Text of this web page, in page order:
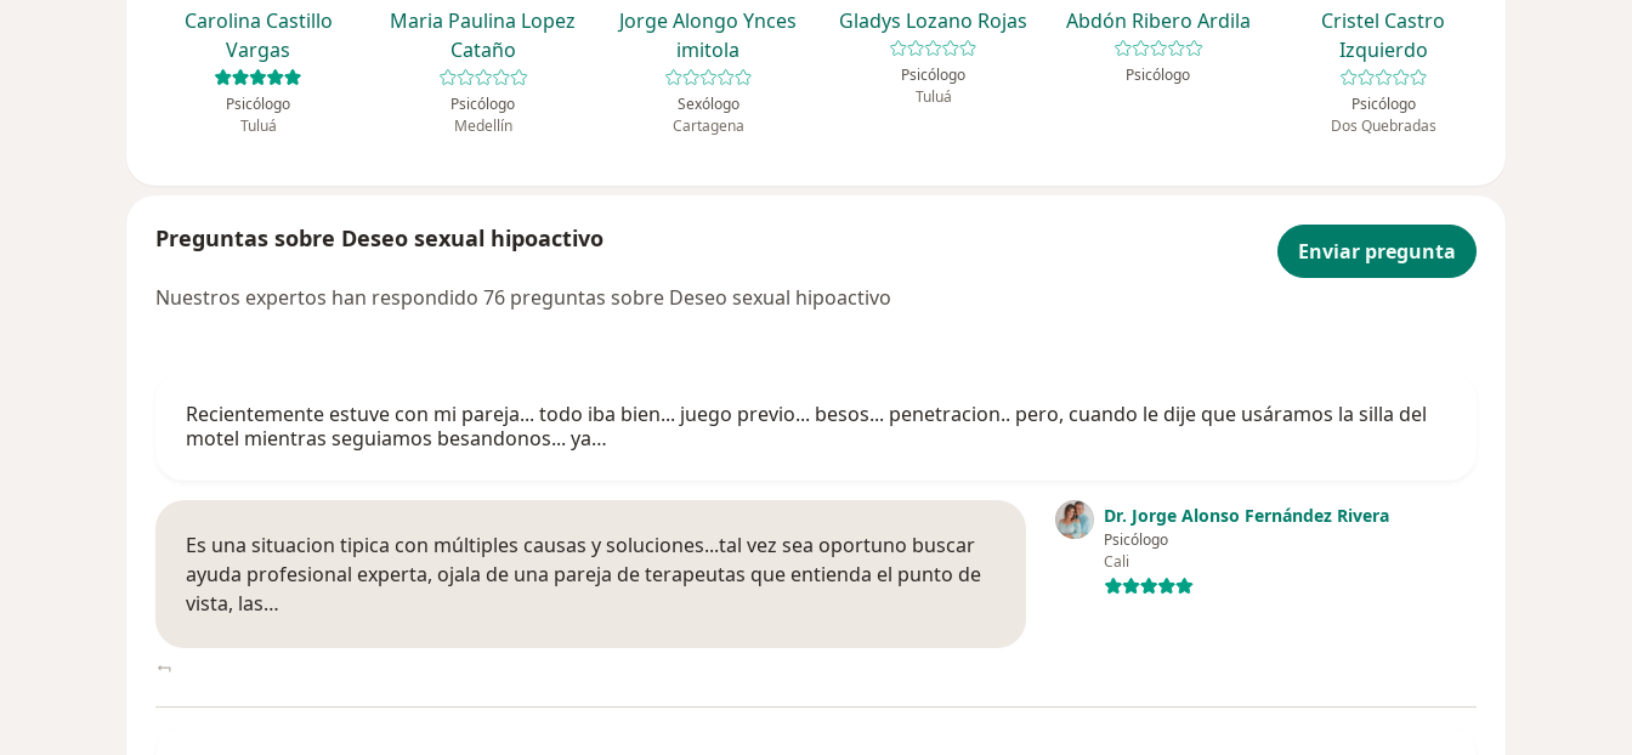
Carolina Castillo
Vargas
Psicólogo
Tuluá
Maria Paulina Lopez
Cataño
Psicólogo
Medellín
Jorge Alongo Ynces
imitola
Sexólogo
Cartagena
Gladys Lozano Rojas
Psicólogo
Tuluá
Abdón Ribero Ardila
Psicólogo
Cristel Castro
Izquierdo
Psicólogo
Dos Quebradas
Preguntas sobre Deseo sexual hipoactivo
Enviar pregunta
Nuestros expertos han respondido 76 preguntas sobre Deseo sexual hipoactivo
Recientemente estuve con mi pareja... todo iba bien... juego previo... besos... penetracion.. pero, cuando le dije que usáramos la silla del
motel mientras seguiamos besandonos... ya…
Dr. Jorge Alonso Fernández Rivera
Psicólogo
Cali
Es una situacion tipica con múltiples causas y soluciones...tal vez sea oportuno buscar
ayuda profesional experta, ojala de una pareja de terapeutas que entienda el punto de
vista, las…